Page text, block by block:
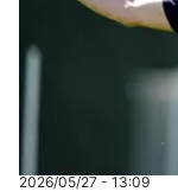
2026/05/27 - 13:09